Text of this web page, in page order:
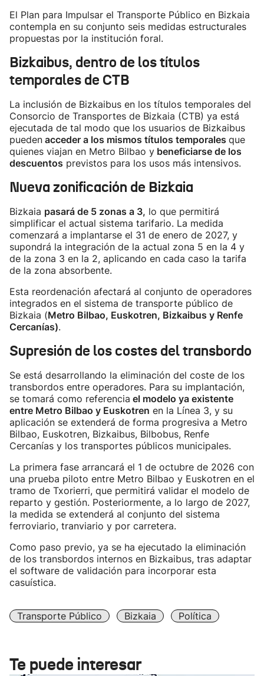
El Plan para Impulsar el Transporte Público en Bizkaia
contempla en su conjunto seis medidas estructurales
propuestas por la institución foral.
Bizkaibus, dentro de los títulos
temporales de CTB
La inclusión de Bizkaibus en los títulos temporales del
Consorcio de Transportes de Bizkaia (CTB) ya está
ejecutada de tal modo que los usuarios de Bizkaibus
pueden acceder a los mismos títulos temporales que
quienes viajan en Metro Bilbao y beneficiarse de los
descuentos previstos para los usos más intensivos.
Nueva zonificación de Bizkaia
Bizkaia pasará de 5 zonas a 3, lo que permitirá
simplificar el actual sistema tarifario. La medida
comenzará a implantarse el 31 de enero de 2027, y
supondrá la integración de la actual zona 5 en la 4 y
de la zona 3 en la 2, aplicando en cada caso la tarifa
de la zona absorbente.
Esta reordenación afectará al conjunto de operadores
integrados en el sistema de transporte público de
Bizkaia (Metro Bilbao, Euskotren, Bizkaibus y Renfe
Cercanías).
Supresión de los costes del transbordo
Se está desarrollando la eliminación del coste de los
transbordos entre operadores. Para su implantación,
se tomará como referencia el modelo ya existente
entre Metro Bilbao y Euskotren en la Línea 3, y su
aplicación se extenderá de forma progresiva a Metro
Bilbao, Euskotren, Bizkaibus, Bilbobus, Renfe
Cercanías y los transportes públicos municipales.
La primera fase arrancará el 1 de octubre de 2026 con
una prueba piloto entre Metro Bilbao y Euskotren en el
tramo de Txorierri, que permitirá validar el modelo de
reparto y gestión. Posteriormente, a lo largo de 2027,
la medida se extenderá al conjunto del sistema
ferroviario, tranviario y por carretera.
Como paso previo, ya se ha ejecutado la eliminación
de los transbordos internos en Bizkaibus, tras adaptar
el software de validación para incorporar esta
casuística.
Transporte Público Bizkaia Política
Te puede interesar